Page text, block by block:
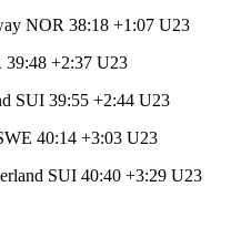
NOR 38:18 +1:07 U23
+2:37 U23
SUI 39:55 +2:44 U23
40:14 +3:03 U23
SUI 40:40 +3:29 U23